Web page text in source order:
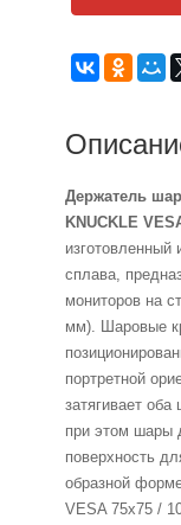
Держатель
KNUCKLE
изготовленный
сплава,
мониторов на
мм). Шаровые
портретной
затягивает
при этом шары
поверхность
образной
VESA 75x75 /